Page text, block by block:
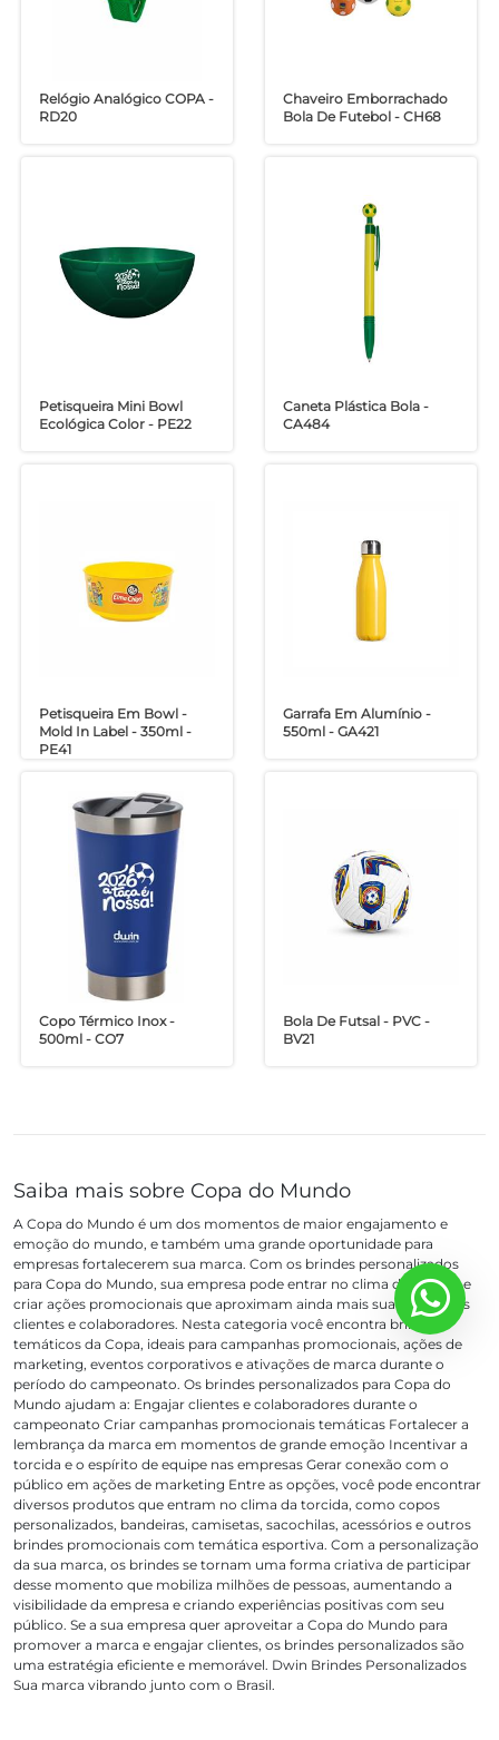
Relógio Analógico COPA -
RD20
Chaveiro Emborrachado
Bola De Futebol - CH68
Petisqueira Mini Bowl
Ecológica Color - PE22
Caneta Plástica Bola -
CA484
Petisqueira Em Bowl -
Mold In Label - 350ml -
PE41
Garrafa Em Alumínio -
550ml - GA421
Copo Térmico Inox -
500ml - CO7
Bola De Futsal - PVC -
BV21
Saiba mais sobre Copa do Mundo
A Copa do Mundo é um dos momentos de maior engajamento e
emoção do mundo, e também uma grande oportunidade para
empresas fortalecerem sua marca. Com os brindes personalizados
para Copa do Mundo, sua empresa pode entrar no clima da torcida e
criar ações promocionais que aproximam ainda mais sua marca dos
clientes e colaboradores. Nesta categoria você encontra brindes
temáticos da Copa, ideais para campanhas promocionais, ações de
marketing, eventos corporativos e ativações de marca durante o
período do campeonato. Os brindes personalizados para Copa do
Mundo ajudam a: Engajar clientes e colaboradores durante o
campeonato Criar campanhas promocionais temáticas Fortalecer a
lembrança da marca em momentos de grande emoção Incentivar a
torcida e o espírito de equipe nas empresas Gerar conexão com o
público em ações de marketing Entre as opções, você pode encontrar
diversos produtos que entram no clima da torcida, como copos
personalizados, bandeiras, camisetas, sacochilas, acessórios e outros
brindes promocionais com temática esportiva. Com a personalização
da sua marca, os brindes se tornam uma forma criativa de participar
desse momento que mobiliza milhões de pessoas, aumentando a
visibilidade da empresa e criando experiências positivas com seu
público. Se a sua empresa quer aproveitar a Copa do Mundo para
promover a marca e engajar clientes, os brindes personalizados são
uma estratégia eficiente e memorável. Dwin Brindes Personalizados
Sua marca vibrando junto com o Brasil.